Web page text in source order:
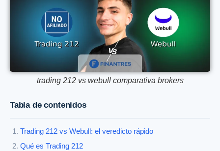
trading 212 vs webull comparativa brokers
Tabla de contenidos
Trading 212 vs Webull: el veredicto rápido
Qué es Trading 212